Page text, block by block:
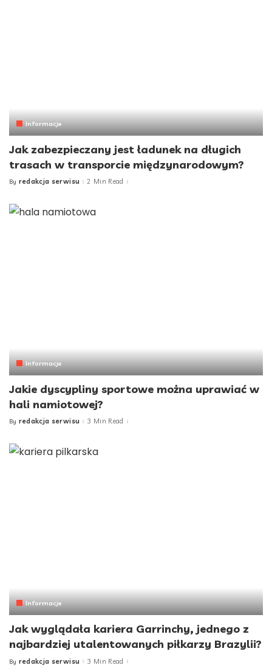
Informacje
Jak zabezpieczany jest ładunek na długich
trasach w transporcie międzynarodowym?
Posted
By redakcja serwisu 2 Min Read
Informacje
Jakie dyscypliny sportowe można uprawiać w
hali namiotowej?
Posted
By redakcja serwisu 3 Min Read
Informacje
Jak wyglądała kariera Garrinchy, jednego z
najbardziej utalentowanych piłkarzy Brazylii?
Posted
By redakcja serwisu 3 Min Read